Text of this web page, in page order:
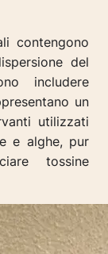
contengono
del
includere
un
utilizzati
e alghe, pur
tossine